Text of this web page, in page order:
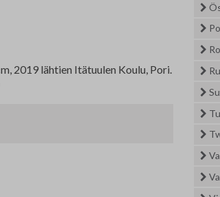
2019 lähtien Itätuulen Koulu, Pori.